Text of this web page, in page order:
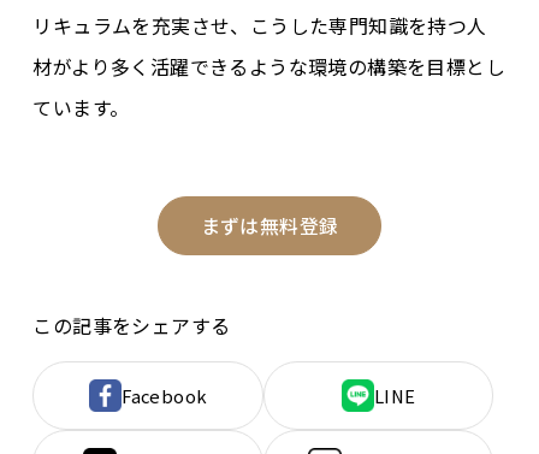
リキュラムを充実させ、こうした専門知識を持つ人
材がより多く活躍できるような環境の構築を目標とし
ています。
まずは無料登録
この記事をシェアする
Facebook LINE